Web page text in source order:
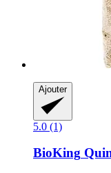
Ajouter
5.0 (1)
BioKing